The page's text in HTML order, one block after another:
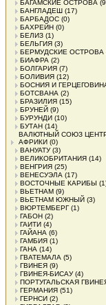
БАГАМСКИЕ ОСТРОВА
БАНГЛАДЕШ (17)
БАРБАДОС (0)
БАХРЕЙН (0)
БЕЛИЗ (1)
БЕЛЬГИЯ (3)
БЕРМУДСКИЕ ОСТРОВА
БИАФРА (2)
БОЛГАРИЯ (7)
БОЛИВИЯ (12)
БОСНИЯ И
БОТСВАНА (2)
БРАЗИЛИЯ (15)
БРУНЕЙ (9)
БУРУНДИ (10)
БУТАН (14)
ВАЛЮТНЫЙ СОЮЗ
АФРИКИ (0)
ВАНУАТУ(3)
ВЕЛИКОБРИТАНИЯ (14)
ВЕНГРИЯ (25)
ВЕНЕСУЭЛА (17)
ВОСТОЧНЫЕ КАРИБЫ
ВЬЕТНАМ (9)
ВЬЕТНАМ ЮЖНЫЙ (3)
ВЮРТЕМБЕРГ(1)
ГАБОН (2)
ГАИТИ (4)
ГАЙАНА (6)
ГАМБИЯ (1)
ГАНА (14)
ГВАТЕМАЛА (5)
ГВИНЕЯ (9)
ГВИНЕЯ-БИСАУ(4)
ПОРТУГАЛЬСКАЯ
ГЕРМАНИЯ (51)
ГЕРНСИ (2)